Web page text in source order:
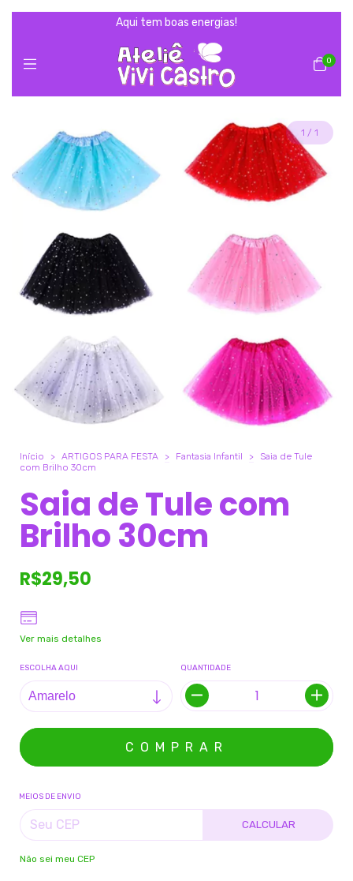
Aqui tem boas energias!
0
1 / 1
Início > ARTIGOS PARA FESTA > Fantasia Infantil >
Saia de Tule
com Brilho 30cm
Saia de Tule com
Brilho 30cm
R$29,50
Ver mais detalhes
ESCOLHA AQUI QUANTIDADE
MEIOS DE ENVIO
CALCULAR
Não sei meu CEP